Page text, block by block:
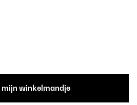
mijn winkelmandje